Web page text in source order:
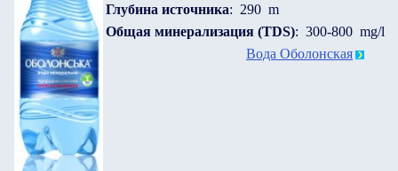
Глубина источника: 290 m
Общая минерализация (TDS): 300-800 mg/l
Вода Оболонская